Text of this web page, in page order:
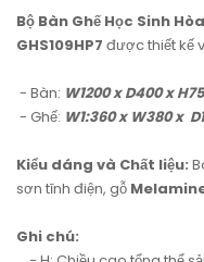
Bộ Bàn Ghế Học Sinh
GHS109HP7 được thiết kế
- Bàn: W1200 x D400 x
- Ghế: W1:360 x W380 x
Kiểu dáng và Chất liệu:
sơn tĩnh điện, gỗ
Ghi chú: